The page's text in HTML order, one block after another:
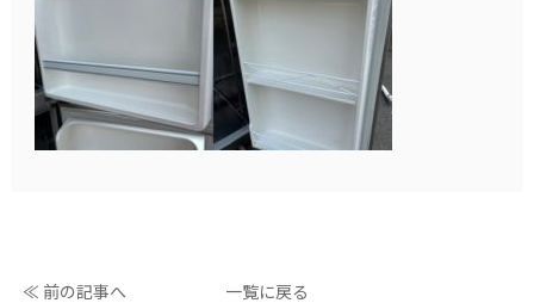
≪ 前の記事へ 一覧に戻る